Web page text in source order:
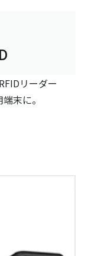
リーダー
末に。